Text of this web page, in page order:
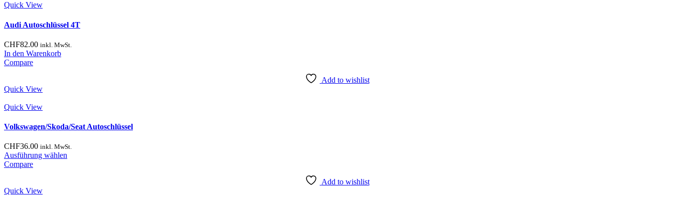
Quick View
Audi Autoschlüssel 4T
CHF82.00 inkl. MwSt.
In den Warenkorb
Compare
Add to wishlist
Quick View
Quick View
Volkswagen/Skoda/Seat Autoschlüssel
CHF36.00 inkl. MwSt.
Ausführung wählen
Compare
Add to wishlist
Quick View